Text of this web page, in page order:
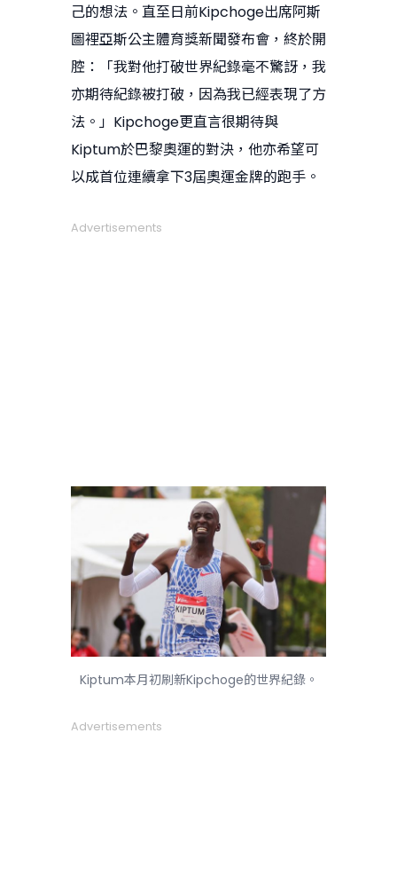
己的想法。直至日前Kipchoge出席阿斯
圖裡亞斯公主體育獎新聞發布會，終於開
腔：「我對他打破世界紀錄毫不驚訝，我
亦期待紀錄被打破，因為我已經表現了方
法。」Kipchoge更直言很期待與
Kiptum於巴黎奧運的對決，他亦希望可
以成首位連續拿下3屆奧運金牌的跑手。
Advertisements
Kiptum本月初刷新Kipchoge的世界紀錄。
Advertisements